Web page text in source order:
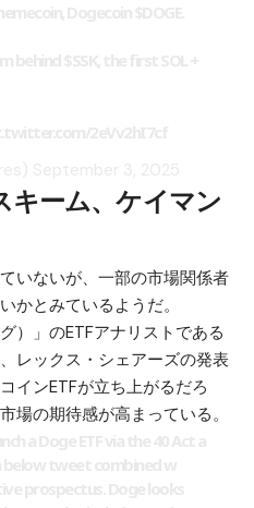
キーム、ケイマン
いないが、一部の市場関係者
かとみているようだ。
）」のETFアナリストである
レックス・シェアーズの発表
インETFが立ち上がるだろ
場の期待感が高まっている。